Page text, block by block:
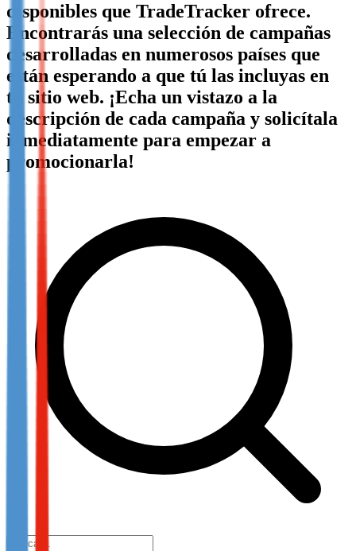
Not already our Publisher?
Sign up here
disponibles que TradeTracker ofrece.
Encontrarás una selección de campañas
desarrolladas en numerosos países que
están esperando a que tú las incluyas en
tu sitio web. ¡Echa un vistazo a la
descripción de cada campaña y solicítala
inmediatamente para empezar a
promocionarla!